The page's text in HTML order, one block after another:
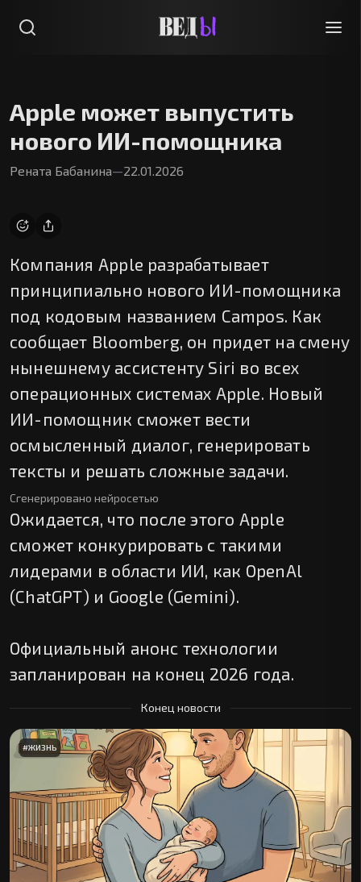
Apple может выпустить
нового ИИ-помощника
Рената Бабанина—22.01.2026
Компания Apple разрабатывает
принципиально нового ИИ-помощника
под кодовым названием Campos. Как
сообщает Bloomberg, он придет на смену
нынешнему ассистенту Siri во всех
операционных системах Apple. Новый
ИИ-помощник сможет вести
осмысленный диалог, генерировать
тексты и решать сложные задачи.
Сгенерировано нейросетью
Ожидается, что после этого Apple
сможет конкурировать с такими
лидерами в области ИИ, как OpenAl
(ChatGPT) и Google (Gemini).
Официальный анонс технологии
запланирован на конец 2026 года.
Конец новости
#ЖИЗНЬ